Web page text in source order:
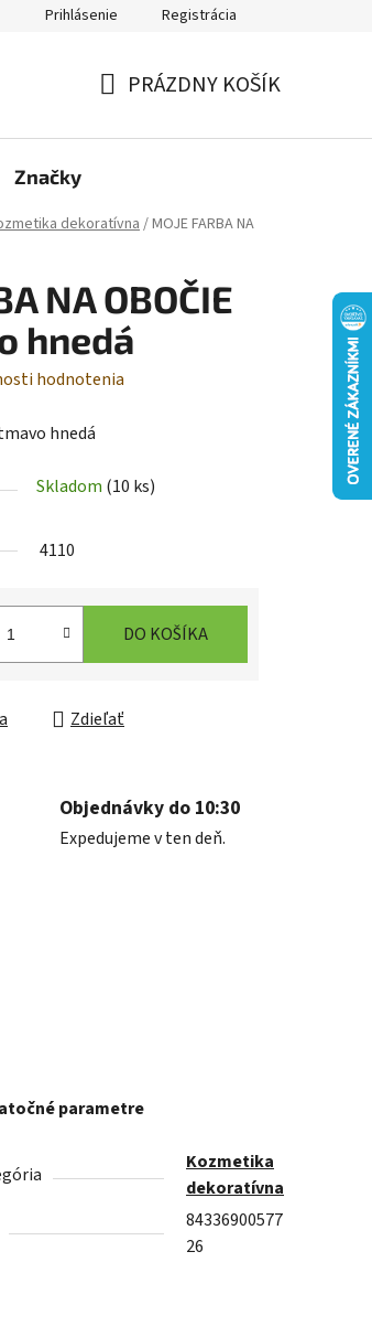
Prihlásenie Registrácia
PRÁZDNY KOŠÍK
Značky
dekoratívna/MOJE FARBA NA
NA OBOČIE
hnedá
hodnotenia
hnedá
Skladom (10 ks)
4110
DO KOŠÍKA
Zdieľať
Objednávky do 10:30
Expedujeme v ten deň.
parametre
Kozmetika
dekoratívna
84336900577
26